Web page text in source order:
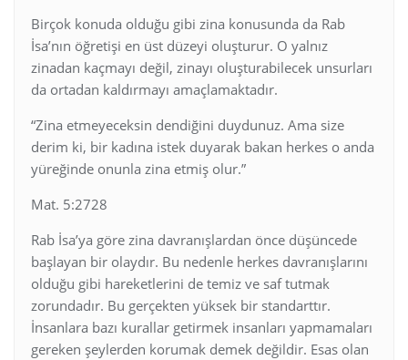
Birçok konuda olduğu gibi zina konusunda da Rab
İsa’nın öğretişi en üst düzeyi oluşturur. O yalnız
zinadan kaçmayı değil, zinayı oluşturabilecek unsurları
da ortadan kaldırmayı amaçlamaktadır.
“Zina etmeyeceksin dendiğini duydunuz. Ama size
derim ki, bir kadına istek duyarak bakan herkes o anda
yüreğinde onunla zina etmiş olur.”
Mat. 5:2728
Rab İsa’ya göre zina davranışlardan önce düşüncede
başlayan bir olaydır. Bu nedenle herkes davranışlarını
olduğu gibi hareketlerini de temiz ve saf tutmak
zorundadır. Bu gerçekten yüksek bir standarttır.
İnsanlara bazı kurallar getirmek insanları yapmamaları
gereken şeylerden korumak demek değildir. Esas olan